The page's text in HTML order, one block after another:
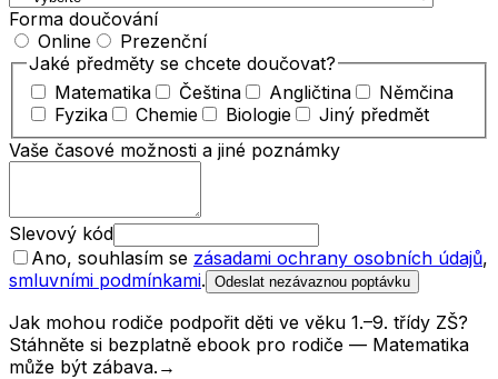
Forma doučování
Online
Prezenční
Jaké předměty se chcete doučovat?
Matematika
Čeština Angličtina
Němčina
Fyzika
Chemie Biologie
Jiný předmět
Vaše časové možnosti a jiné poznámky
Slevový kód
Ano, souhlasím se zásadami ochrany osobních údajů,
smluvními podmínkami. Odeslat nezávaznou poptávku
Jak mohou rodiče podpořit děti ve věku 1.–9. třídy ZŠ?
Stáhněte si bezplatně ebook pro rodiče — Matematika
může být zábava. →